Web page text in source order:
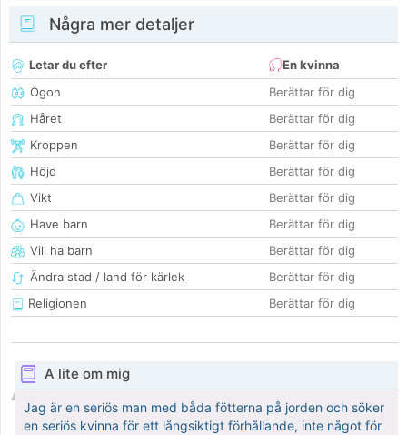
Några mer detaljer
Letar du efter
En kvinna
Ögon
Berättar för dig
Håret
Berättar för dig
Kroppen
Berättar för dig
Höjd
Berättar för dig
Vikt
Berättar för dig
Have barn
Berättar för dig
Vill ha barn
Berättar för dig
Ändra stad / land för kärlek
Berättar för dig
Religionen
Berättar för dig
A lite om mig
Jag är en seriös man med båda fötterna på jorden och söker
en seriös kvinna för ett långsiktigt förhållande, inte något för